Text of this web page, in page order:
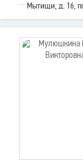
Мытищи, д. 16,